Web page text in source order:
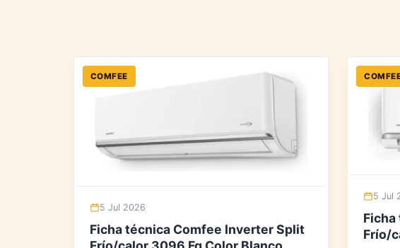
COMFEE
5 Jul 2026
Ficha técnica Comfee Inverter Split
5 Jul
Frío/